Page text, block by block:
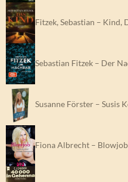
Fitzek, Sebastian – Kind,
Sebastian Fitzek – Der
Susanne Förster – Susis
Fiona Albrecht –